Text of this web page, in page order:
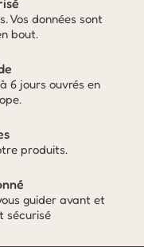
Vos données sont
bout.
6 jours ouvrés en
produits.
guider avant et
sécurisé